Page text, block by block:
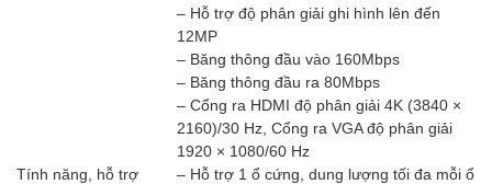
Tính năng, hỗ trợ
– Hỗ trợ độ phân giải ghi hình lên đến
12MP
– Băng thông đầu vào 160Mbps
– Băng thông đầu ra 80Mbps
– Cổng ra HDMI độ phân giải 4K (3840 ×
2160)/30 Hz, Cổng ra VGA độ phân giải
1920 × 1080/60 Hz
– Hỗ trợ 1 ổ cứng, dung lượng tối đa mỗi ổ